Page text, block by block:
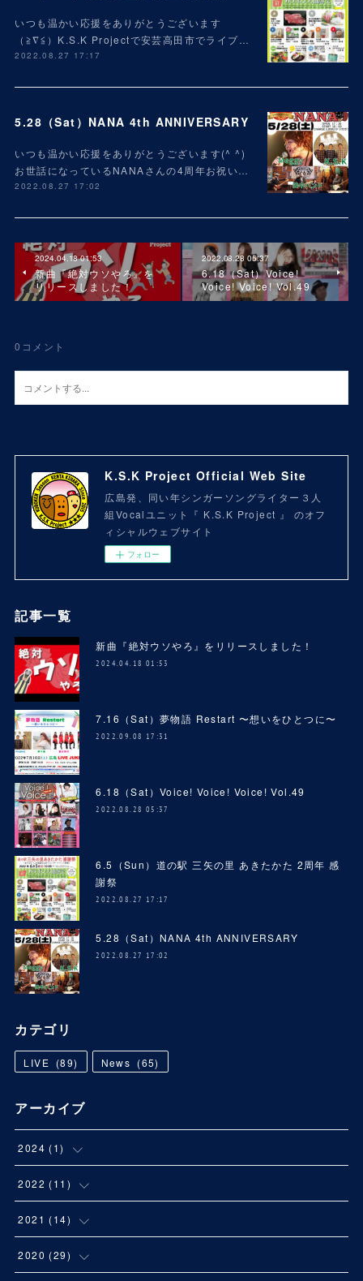
いつも温かい応援をありがとうございます
（≧∇≦）K.S.K Projectで安芸高田市でライブ…
2022.08.27 17:17
5.28（Sat）NANA 4th ANNIVERSARY
いつも温かい応援をありがとうございます(^ ^)
お世話になっているNANAさんの4周年お祝い…
2022.08.27 17:02
2024.04.18 01:53
新曲『絶対ウソやろ』を
リリースしました！
2022.08.28 05:37
6.18（Sat）Voice!
Voice! Voice! Vol.49
0 コメント
K.S.K Project Official Web Site
広島発、同い年シンガーソングライター３人
組Vocalユニット『 K.S.K Project 』 のオフ
ィシャルウェブサイト
フォロー
記事一覧
新曲『絶対ウソやろ』をリリースしました！
2024.04.18 01:53
7.16（Sat）夢物語 Restart 〜想いをひとつに〜
2022.09.08 17:31
6.18（Sat）Voice! Voice! Voice! Vol.49
2022.08.28 05:37
6.5（Sun）道の駅 三矢の里 あきたかた 2周年 感
謝祭
2022.08.27 17:17
5.28（Sat）NANA 4th ANNIVERSARY
2022.08.27 17:02
カテゴリ
LIVE (89) News (65)
アーカイブ
2024 (1)
( 1 )
2022 (11 )
(1)
(3)
2021 (14)
(1)
2020 (29)